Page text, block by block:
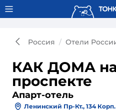
Тонкости используют
Россия Отели
КАК ДОМА
проспекте
Апарт-отель
Ленинский Пр-Кт., 134 Корп.